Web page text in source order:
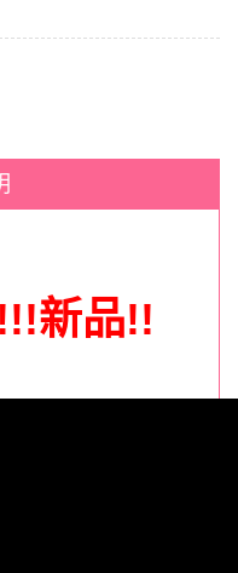
新品!!